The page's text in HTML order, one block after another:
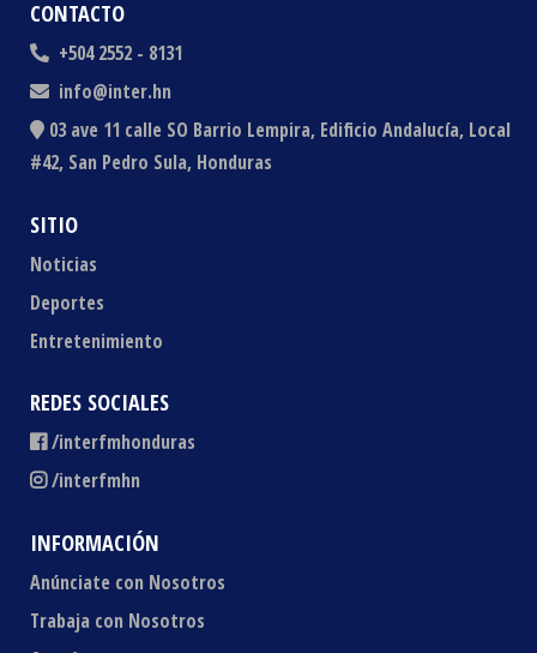
CONTACTO
+504 2552 - 8131
info@inter.hn
03 ave 11 calle SO Barrio Lempira, Edificio Andalucía, Local
#42, San Pedro Sula, Honduras
SITIO
Noticias
Deportes
Entretenimiento
REDES SOCIALES
/interfmhonduras
/interfmhn
INFORMACIÓN
Anúnciate con Nosotros
Trabaja con Nosotros